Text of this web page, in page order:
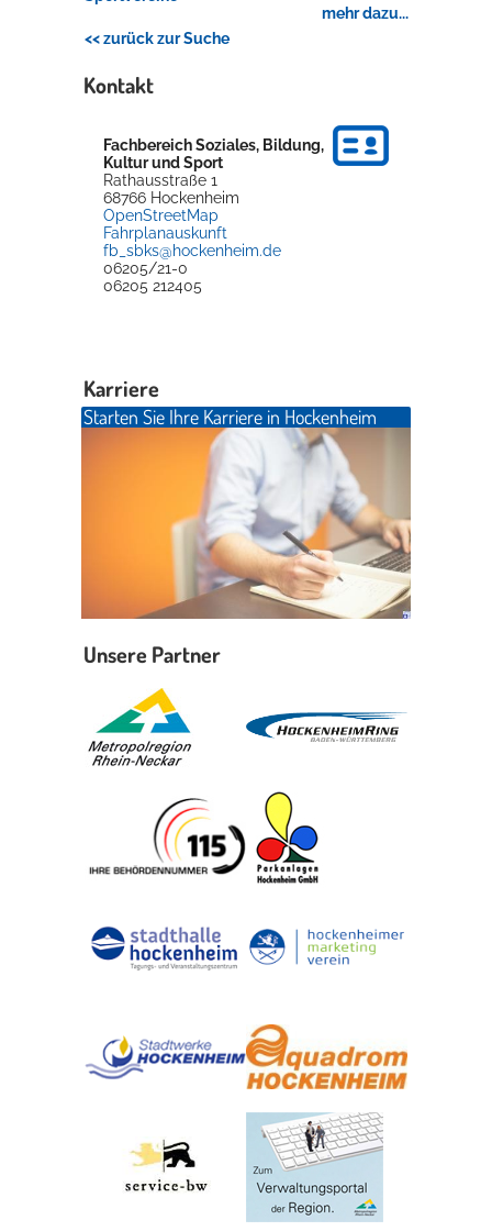
mehr dazu...
<< zurück zur Suche
Kontakt
Fachbereich Soziales, Bildung,
Kultur und Sport
Rathausstraße 1
68766 Hockenheim
OpenStreetMap
Fahrplanauskunft
fb_sbks@hockenheim.de
06205/21-0
06205 212405
Karriere
Starten Sie Ihre Karriere in Hockenheim
Unsere Partner